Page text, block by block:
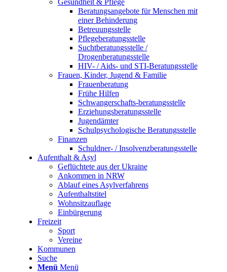
Gesundheit & Pflege
Beratungsangebote für Menschen mit
einer Behinderung
Betreuungsstelle
Pflegeberatungsstelle
Suchtberatungsstelle /
Drogenberatungsstelle
HIV- / Aids- und STI-Beratungsstelle
Frauen, Kinder, Jugend & Familie
Frauenberatung
Frühe Hilfen
Schwangerschafts-beratungsstelle
Erziehungsberatungsstelle
Jugendämter
Schulpsychologische Beratungsstelle
Finanzen
Schuldner- / Insolvenzberatungsstelle
Aufenthalt & Asyl
Geflüchtete aus der Ukraine
Ankommen in NRW
Ablauf eines Asylverfahrens
Aufenthaltstitel
Wohnsitzauflage
Einbürgerung
Freizeit
Sport
Vereine
Kommunen
Suche
Menü Menü